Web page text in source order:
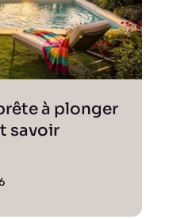
à plonger
savoir